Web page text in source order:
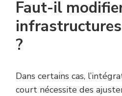
Faut-il
?
Dans certains cas,
court nécessite des